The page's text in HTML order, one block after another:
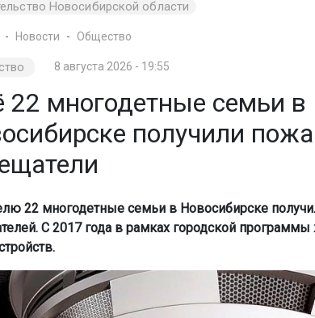
Новосибирской области
Новости Общество
8 августа 2026 - 19:55
22 многодетные семьи в
получили
22 многодетные семьи в Новосибирске
С 2017 года в рамках городской